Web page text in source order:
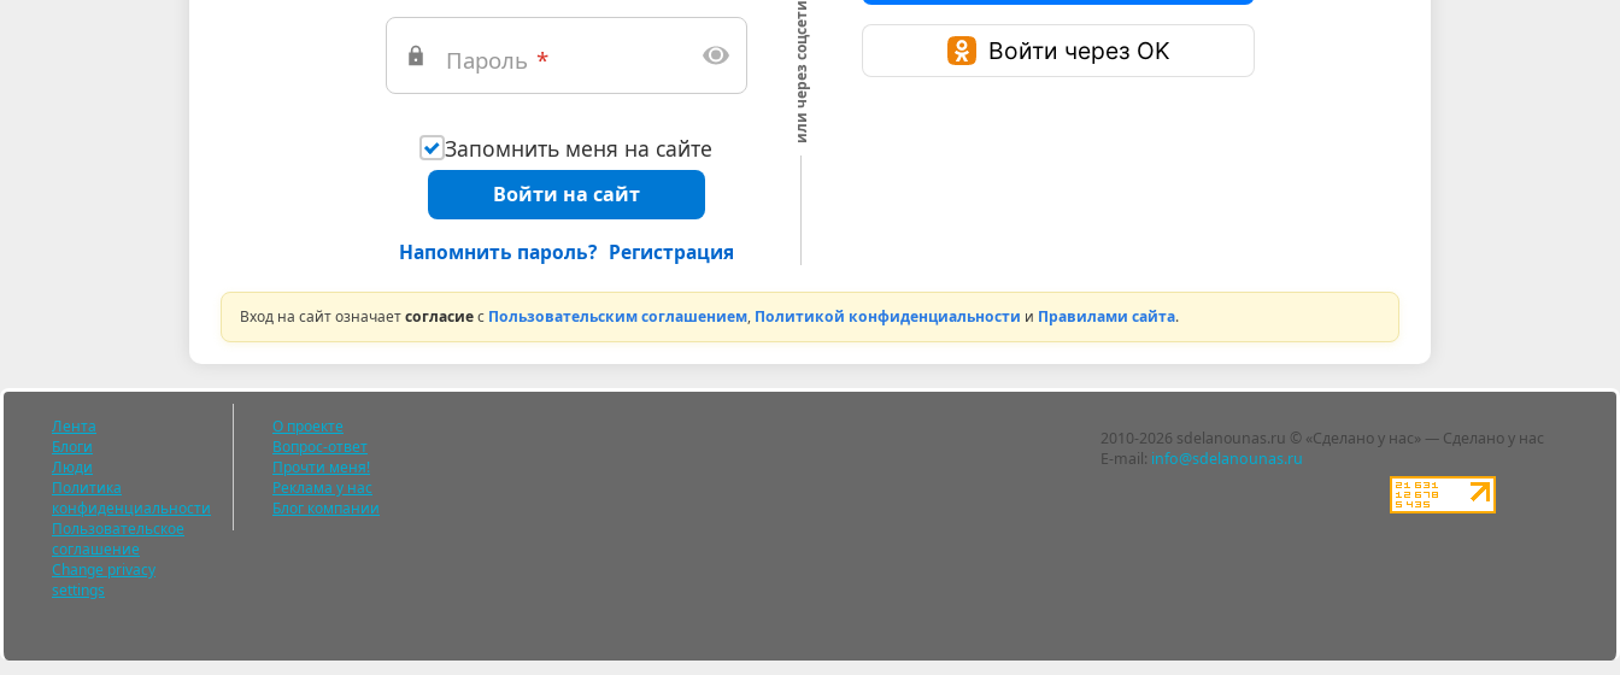
Пароль *
Запомнить меня на сайте
Войти на сайт
Напомнить пароль? Регистрация
или через соцсети Войти через OK
Вход на сайт означаетсогласиес Пользовательским соглашением, Политикой конфиденциальности и Правилами сайта.
2010-2026 sdelanounas.ru © «Сделано у нас» — Сделано у нас
E-mail: info@sdelanounas.ru
Лента
Блоги
Люди
Политика
конфиденциальности
Пользовательское
соглашение
Change privacy
settings
О проекте
Вопрос-ответ
Прочти меня!
Реклама у нас
Блог компании